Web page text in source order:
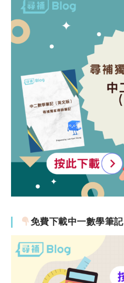
免費下載中一數學筆記